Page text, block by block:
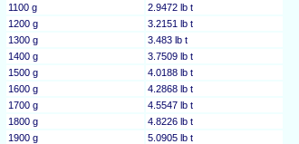
1100 g
2.9472 lb t
1200 g
3.2151 lb t
1300 g
3.483 lb t
1400 g
3.7509 lb t
1500 g
4.0188 lb t
1600 g
4.2868 lb t
1700 g
4.5547 lb t
1800 g
4.8226 lb t
1900 g
5.0905 lb t